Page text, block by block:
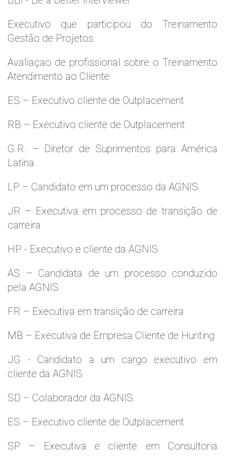
Executivo que participou do Treinamento
Gestão de Projetos
Avaliaçao de profissional sobre o Treinamento
Atendimento ao Cliente
ES – Executivo cliente de Outplacement
RB – Executivo cliente de Outplacement
G.R. – Diretor de Suprimentos para América
Latina
LP – Candidato em um processo da AGNIS
JR – Executiva em processo de transição de
carreira
HP - Executivo e cliente da AGNIS
AS – Candidata de um processo conduzido
pela AGNIS
FR – Executiva em transição de carreira
MB – Executiva de Empresa Cliente de Hunting
JG - Candidato a um cargo executivo em
cliente da AGNIS
SD – Colaborador da AGNIS
ES – Executivo cliente de Outplacement
SP – Executiva e cliente em Consultoria